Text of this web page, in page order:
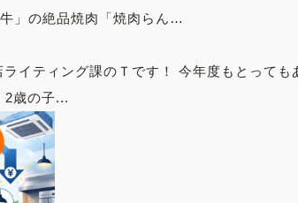
」の絶品焼肉「焼肉らん…
イティング課のＴです！ 今年度もとって
2歳の子...